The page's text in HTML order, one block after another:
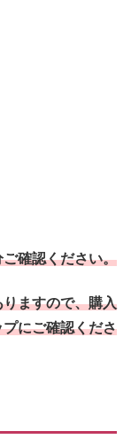
確認ください。
ますので、購入
にご確認くださ